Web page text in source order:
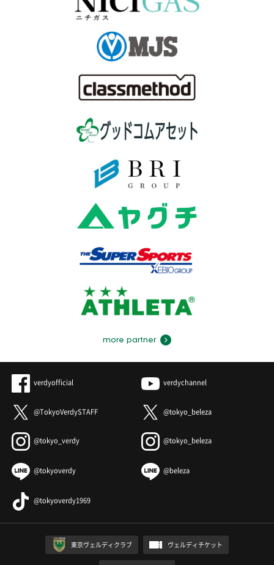
more partner
verdyofficial verdychannel
@TokyoVerdySTAFF @tokyo_beleza
@tokyo_verdy @tokyo_beleza
@tokyoverdy @beleza
@tokyoverdy1969
東京ヴェルディクラブ ヴェルディチケット